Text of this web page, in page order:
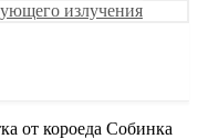
излучения
от короеда Собинка